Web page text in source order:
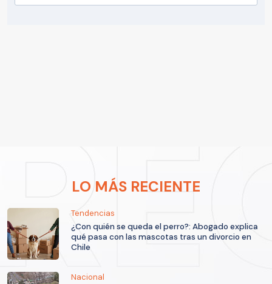
LO MÁS RECIENTE
Tendencias
¿Con quién se queda el perro?: Abogado explica
qué pasa con las mascotas tras un divorcio en
Chile
Nacional